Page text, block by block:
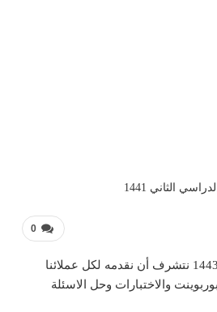
الثاني 1441
0
تحضير فواز درس الطرح الرأسي مادة الرياضيات أول ابتدائي الفصل الدراسي الثاني 1443 نتشرف أن نقدمه لكل عملائنا
والاختبارات وحل الاسئلة